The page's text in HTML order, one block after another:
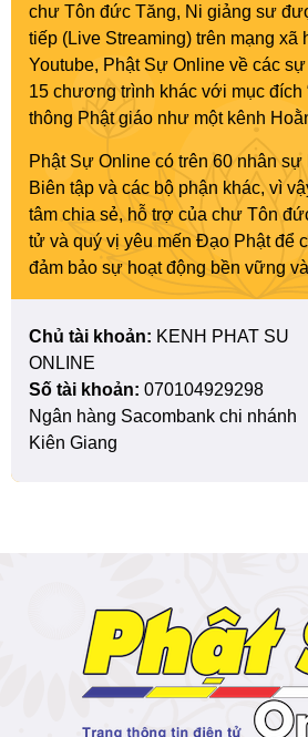
chư Tôn đức Tăng, Ni giảng sư
tiếp (Live Streaming) trên mạng xã
Youtube, Phật Sự Online về các
15 chương trình khác với mục đích
thông Phật giáo như một kênh
Phật Sự Online có trên 60 nhân
Biên tập và các bộ phận khác, vì
tâm chia sẻ, hỗ trợ của chư Tôn
tử và quý vị yêu mến Đạo Phật để
đảm bảo sự hoạt động bền vững
Chủ tài khoản: KENH PHAT SU
ONLINE
Số tài khoản: 070104929298
Ngân hàng Sacombank chi nhánh
Kiên Giang